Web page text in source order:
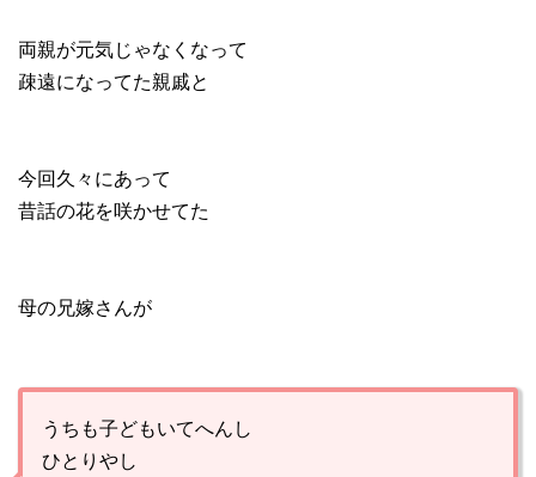
両親が元気じゃなくなって
疎遠になってた親戚と
今回久々にあって
昔話の花を咲かせてた
母の兄嫁さんが
うちも子どもいてへんし
ひとりやし